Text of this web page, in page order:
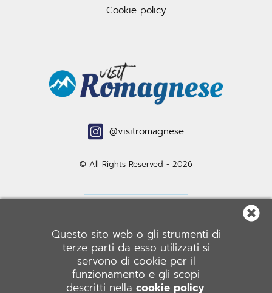
Questo sito web o gli strumenti di
terze parti da esso utilizzati si
servono di cookie per il
funzionamento e gli scopi
descritti nella cookie policy.
Cookie policy
@visitromagnese
© All Rights Reserved - 2026
COMUNE DI ROMAGNESE
Piazza Castello, 1 - 27050 Romagnese (PV)